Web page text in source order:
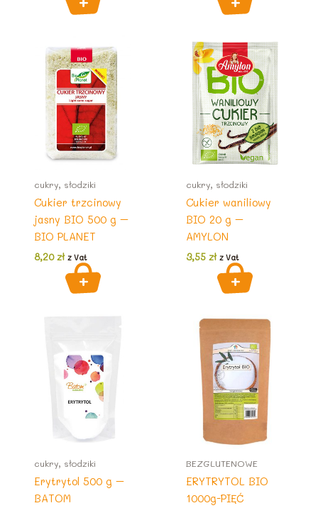
cukry, słodziki
Cukier trzcinowy
jasny BIO 500 g –
BIO PLANET
8,20zł z Vat
cukry, słodziki
Cukier waniliowy
BIO 20 g –
AMYLON
3,55 zł z Vat
cukry, słodziki
Erytrytol 500 g –
BATOM
BEZGLUTENOWE
ERYTRYTOL BIO
1000g-PIĘĆ